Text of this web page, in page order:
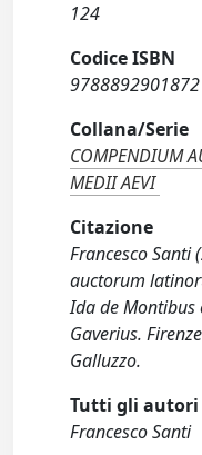
124
Codice ISBN
9788892901872
Collana/Serie
COMPENDIUM
MEDII AEVI
Citazione
Francesco Santi
auctorum
Ida de Montibus
Gaverius.
Galluzzo.
Tutti gli autori
Francesco Santi